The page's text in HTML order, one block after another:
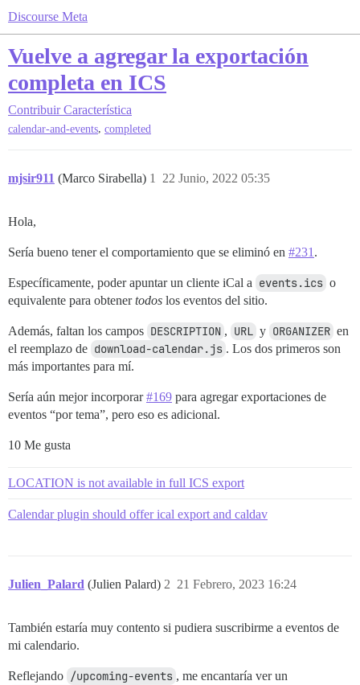
Discourse Meta
Vuelve a agregar la exportación
completa en ICS
Contribuir Característica
calendar-and-events, completed
mjsir911 (Marco Sirabella) 22 Junio, 2022 05:35
1
Hola,
Sería bueno tener el comportamiento que se eliminó en #231 .
Específicamente, poder apuntar un cliente iCal a events.ics o
equivalente para obtenertodos los eventos del sitio.
Además, faltan los campos DESCRIPTION , URL y ORGANIZER en
el reemplazo de download-calendar.js . Los dos primeros son
más importantes para mí.
Sería aún mejor incorporar#169 para agregar exportaciones de
eventos “por tema”, pero eso es adicional.
10 Me gusta
LOCATION is not available in full ICS export
Calendar plugin should offer ical export and caldav
Julien_Palard (Julien Palard) 21 Febrero, 2023 16:24
2
También estaría muy contento si pudiera suscribirme a eventos de
mi calendario.
Reflejando /upcoming-events , me encantaría ver un